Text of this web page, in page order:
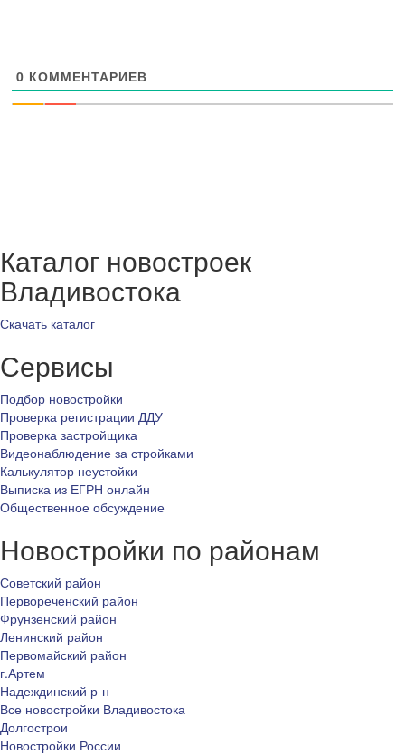
0 КОММЕНТАРИЕВ
Каталог новостроек
Владивостока
Скачать каталог
Сервисы
Подбор новостройки
Проверка регистрации ДДУ
Проверка застройщика
Видеонаблюдение за стройками
Калькулятор неустойки
Выписка из ЕГРН онлайн
Общественное обсуждение
Новостройки по районам
Советский район
Первореченский район
Фрунзенский район
Ленинский район
Первомайский район
г.Артем
Надеждинский р-н
Все новостройки Владивостока
Долгострои
Новостройки России